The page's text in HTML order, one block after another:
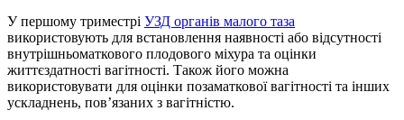
У першому триместрі УЗД органів малого таза
використовують для встановлення наявності або відсутності
внутрішньоматкового плодового міхура та оцінки
життєздатності вагітності. Також його можна
використовувати для оцінки позаматкової вагітності та інших
ускладнень, пов’язаних з вагітністю.